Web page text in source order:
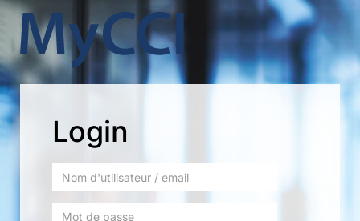
Login